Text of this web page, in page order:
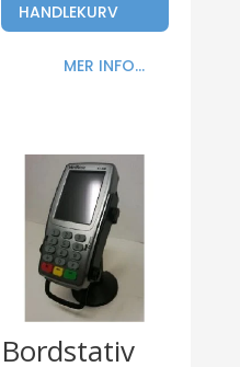
HANDLEKURV
MER INFO...
Bordstativ